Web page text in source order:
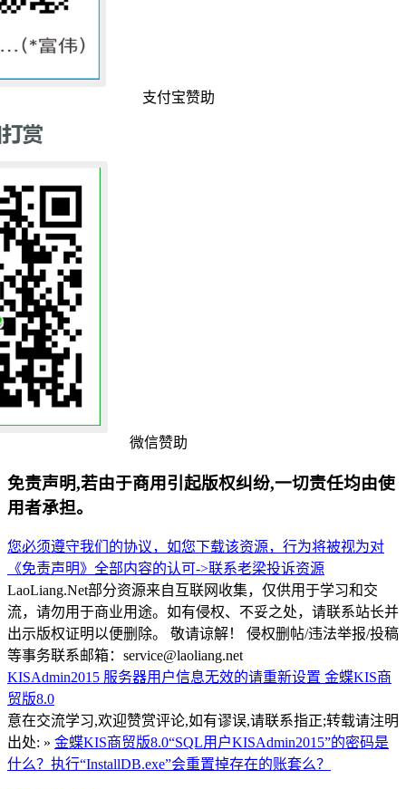
支付宝赞助
微信赞助
免责声明,若由于商用引起版权纠纷,一切责任均由使
用者承担。
您必须遵守我们的协议，如您下载该资源，行为将被视为对
《免责声明》全部内容的认可->联系老梁投诉资源
LaoLiang.Net部分资源来自互联网收集，仅供用于学习和交
流，请勿用于商业用途。如有侵权、不妥之处，请联系站长并
出示版权证明以便删除。 敬请谅解！ 侵权删帖/违法举报/投稿
等事务联系邮箱：service@laoliang.net
KISAdmin2015 服务器用户信息无效的请重新设置 金蝶KIS商
贸版8.0
意在交流学习,欢迎赞赏评论,如有谬误,请联系指正;转载请注明
出处: » 金蝶KIS商贸版8.0“SQL用户KISAdmin2015”的密码是
什么？执行“InstallDB.exe”会重置掉存在的账套么？